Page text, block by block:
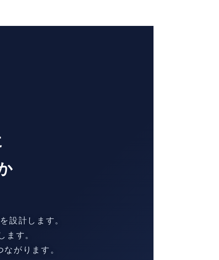
設計します。
ます。
がります。